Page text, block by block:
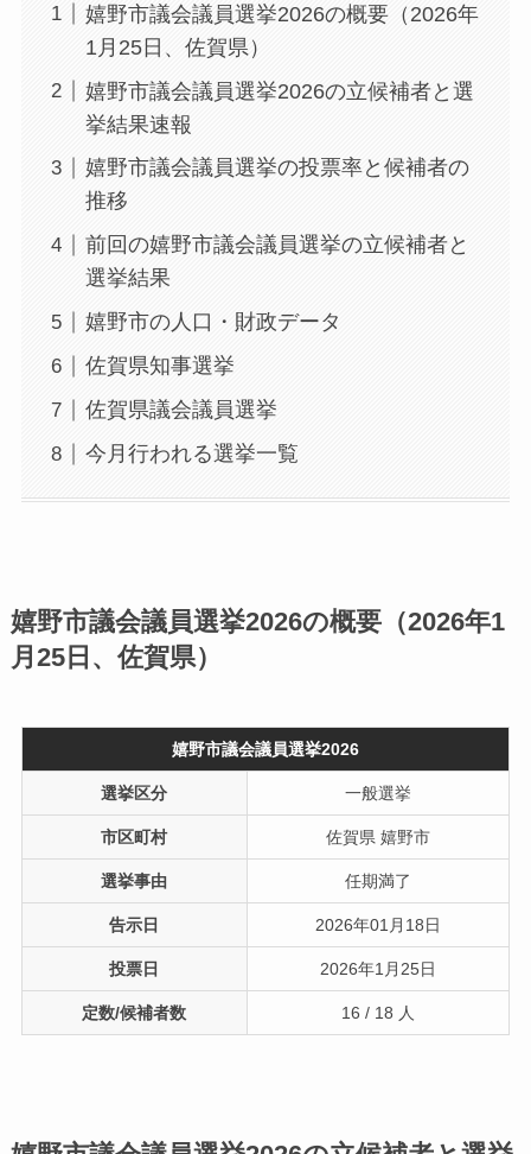
嬉野市議会議員選挙2026の概要（2026年
1月25日、佐賀県）
嬉野市議会議員選挙2026の立候補者と選
挙結果速報
嬉野市議会議員選挙の投票率と候補者の
推移
前回の嬉野市議会議員選挙の立候補者と
選挙結果
嬉野市の人口・財政データ
佐賀県知事選挙
佐賀県議会議員選挙
今月行われる選挙一覧
嬉野市議会議員選挙2026の概要（2026年1
月25日、佐賀県）
嬉野市議会議員選挙2026
選挙区分 一般選挙
市区町村 佐賀県 嬉野市
選挙事由 任期満了
告示日 2026年01月18日
投票日 2026年1月25日
定数/候補者数 16 / 18 人